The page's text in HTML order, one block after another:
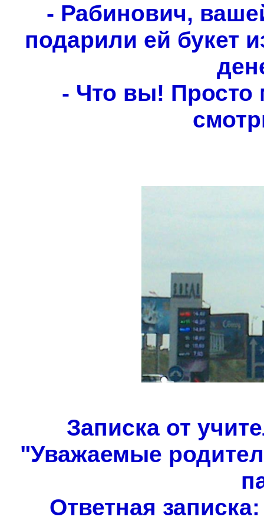
- Рабинович,
подарили ей букет
- Что вы! Просто
Записка от
"Уважаемые
Ответная